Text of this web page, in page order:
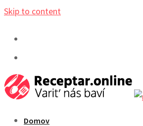
Skip to content
Domov